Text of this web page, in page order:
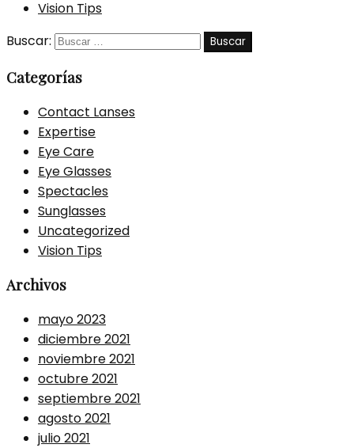
Vision Tips
Buscar:
Categorías
Contact Lanses
Expertise
Eye Care
Eye Glasses
Spectacles
Sunglasses
Uncategorized
Vision Tips
Archivos
mayo 2023
diciembre 2021
noviembre 2021
octubre 2021
septiembre 2021
agosto 2021
julio 2021